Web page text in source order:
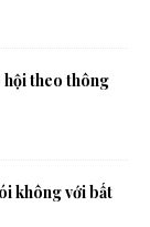
hội theo thông
không với bất